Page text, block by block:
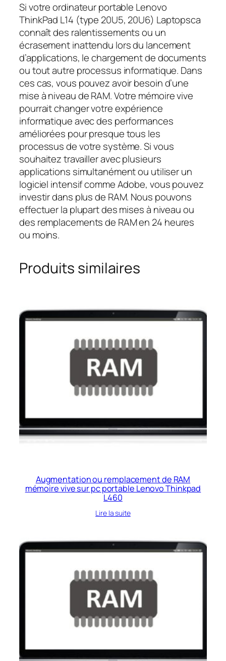
Si votre ordinateur portable Lenovo
ThinkPad L14 (type 20U5, 20U6) Laptopsca
connaît des ralentissements ou un
écrasement inattendu lors du lancement
d’applications, le chargement de documents
ou tout autre processus informatique. Dans
ces cas, vous pouvez avoir besoin d’une
mise à niveau de RAM. Votre mémoire vive
pourrait changer votre expérience
informatique avec des performances
améliorées pour presque tous les
processus de votre système. Si vous
souhaitez travailler avec plusieurs
applications simultanément ou utiliser un
logiciel intensif comme Adobe, vous pouvez
investir dans plus de RAM. Nous pouvons
effectuer la plupart des mises à niveau ou
des remplacements de RAM en 24 heures
ou moins.
Produits similaires
Augmentation ou remplacement de RAM
mémoire vive sur pc portable Lenovo Thinkpad
L460
Lire la suite